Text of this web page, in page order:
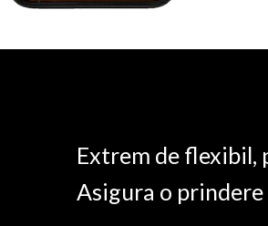
Extrem de
Asigura o